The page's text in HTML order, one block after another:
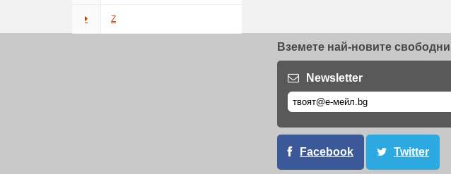
Z
Вземете най-новите
Newsletter
Facebook Twitter